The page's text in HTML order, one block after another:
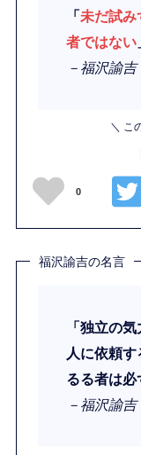
「未だ試み
者ではない
－福沢諭吉
＼ こ
0
福沢諭吉の名言
「独立の
人に依頼
るる者は必
－福沢諭吉